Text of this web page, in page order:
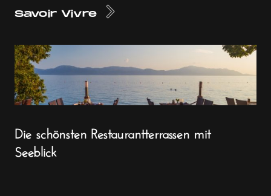
Savoir Vivre
Die schönsten Restaurantterrassen mit
Seeblick